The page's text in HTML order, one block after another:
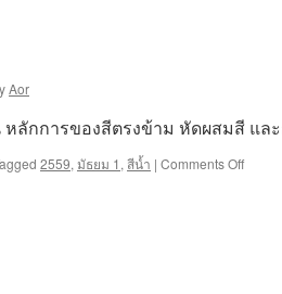
Aor
ลักการของสีตรงข้าม หัดผสมสี และก
2559, มัธยม 1 , สีน้ำ | Comments Offon